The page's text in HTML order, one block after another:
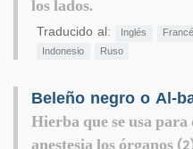
los lados.
Traducido al: Inglés
Indonesio
Ruso
Hierba que se usa